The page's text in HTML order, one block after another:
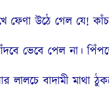
উঠে গেল যে!
ভেবে পেল না।
বাদামী মাথা